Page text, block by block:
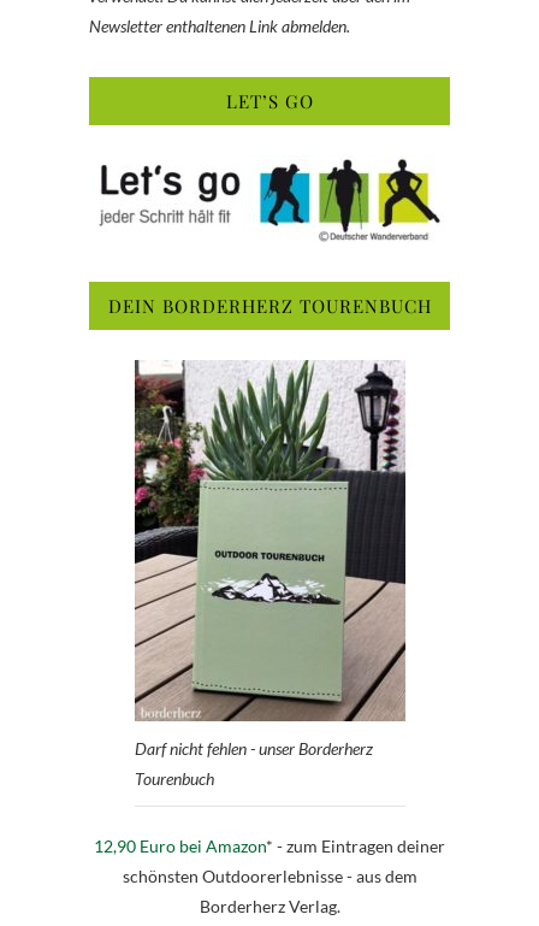
Newsletter enthaltenen Link abmelden.
LET’S GO
DEIN BORDERHERZ TOURENBUCH
Darf nicht fehlen - unser Borderherz
Tourenbuch
12,90 Euro bei Amazon* - zum Eintragen deiner
schönsten Outdoorerlebnisse - aus dem
Borderherz Verlag.